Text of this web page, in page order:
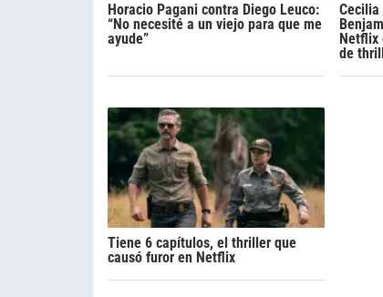
Horacio Pagani contra Diego Leuco:
“No necesité a un viejo para que me
ayude”
Cecilia
Netflix
de
Tiene 6 capítulos, el thriller que
causó furor en Netflix